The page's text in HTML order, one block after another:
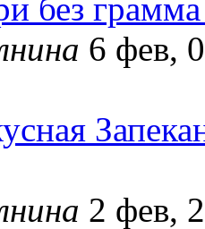
без
6 фев,
2 фев,